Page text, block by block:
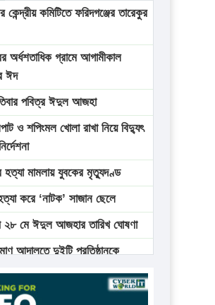
কেন্দ্রীয় কমিটিতে ফরিদগঞ্জের তারেকুর
অর্ধশতাধিক গ্রামে আগামীকাল
ঈদ
পবিত্র ঈদুল আজহা
ও শপিংমল খোলা রাখা নিয়ে বিদ্যুৎ
হত্যা মামলায় যুবকের মৃত্যুদণ্ড
করে ‘নাটক’ সাজান ছেলে
২৮ মে ঈদুল আজহার তারিখ ঘোষণা
আদালতে দুইটি প্রতিষ্ঠানকে
ভাড়া বাড়ল